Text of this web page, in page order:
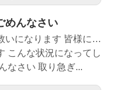
めんなさい
いになります 皆様に…
こんな状況になってし
なさい 取り急ぎ...